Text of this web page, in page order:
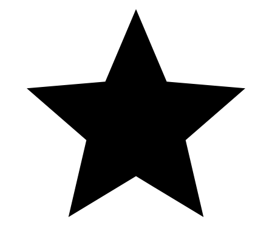
¡ATRAPA TUS MONEDAS Y GANA EN
MEXPLAY! Te puedes ganar hasta $100
diarios. www.mexplay.mx
Get Vegas Deals Sent to You For Free!
https://www.jacobslifeinvegas.com/ This video is not to be
reproduced without prior authorization. The original YouTube video
may be distributed & embedded, if required. DISCLAIMER: This
video and description contains affiliate links, which means that if
you click on one of the product links, I’ll receive a small
commission. This helps support the channel and allows us to
continue to make videos like this. Thank you for the support!
JacobsLifeinVegas LLC - All Rights Reserved.